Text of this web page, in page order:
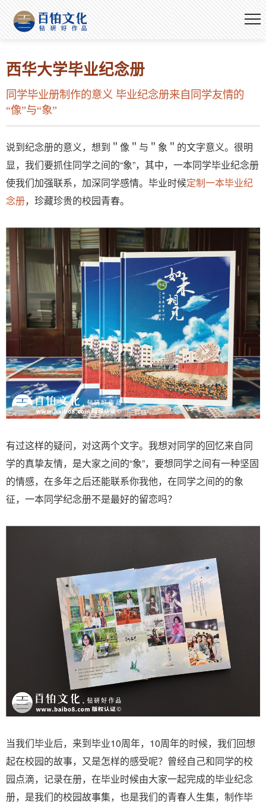
西华大学毕业纪念册
同学毕业册制作的意义 毕业纪念册来自同学友情的
“像”与“象”
说到纪念册的意义，想到＂像＂与＂象＂的文字意义。很明
显，我们要抓住同学之间的“象”，其中，一本同学毕业纪念册
使我们加强联系，加深同学感情。毕业时候定制一本毕业纪
念册，珍藏珍贵的校园青春。
有过这样的疑问，对这两个文字。我想对同学的回忆来自同
学的真挚友情，是大家之间的“象”，要想同学之间有一种坚固
的情感，在多年之后还能联系你我他，在同学之间的的象
征，一本同学纪念册不是最好的留恋吗？
当我们毕业后，来到毕业10周年，10周年的时候，我们回想
起在校园的故事，又是怎样的感受呢？曾经自己和同学的校
园点滴，记录在册，在毕业时候由大家一起完成的毕业纪念
册，是我们的校园故事集，也是我们的青春人生集，制作毕